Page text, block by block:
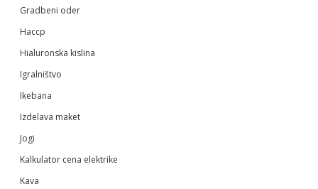
Gradbeni oder
Haccp
Hialuronska kislina
Igralništvo
Ikebana
Izdelava maket
Jogi
Kalkulator cena elektrike
Kava